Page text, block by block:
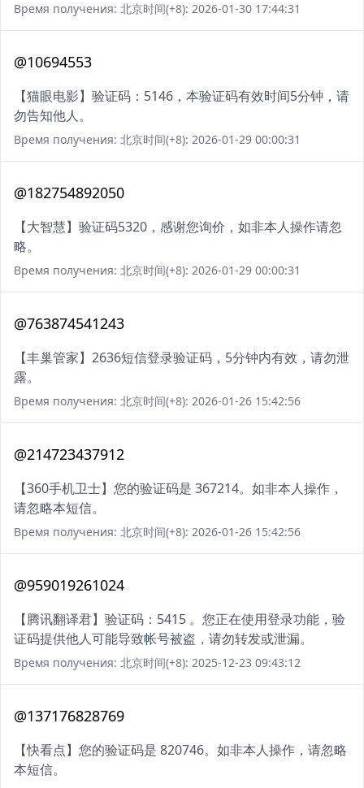
Время получения: 北京时间(+8): 2026-01-30 17:44:31
@10694553
【猫眼电影】验证码：5146，本验证码有效时间5分钟，请
勿告知他人。
Время получения: 北京时间(+8): 2026-01-29 00:00:31
@182754892050
【大智慧】验证码5320，感谢您询价，如非本人操作请忽
略。
Время получения: 北京时间(+8): 2026-01-29 00:00:31
@763874541243
【丰巢管家】2636短信登录验证码，5分钟内有效，请勿泄
露。
Время получения: 北京时间(+8): 2026-01-26 15:42:56
@214723437912
【360手机卫士】您的验证码是 367214。如非本人操作，
请忽略本短信。
Время получения: 北京时间(+8): 2026-01-26 15:42:56
@959019261024
【腾讯翻译君】验证码：5415 。您正在使用登录功能，验
证码提供他人可能导致帐号被盗，请勿转发或泄漏。
Время получения: 北京时间(+8): 2025-12-23 09:43:12
@137176828769
【快看点】您的验证码是 820746。如非本人操作，请忽略
本短信。